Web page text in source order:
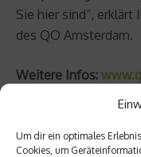
Um dir ein optimales
Cookies, um
Sie hier sind“,
des QO Amsterdam.
Weitere Infos: